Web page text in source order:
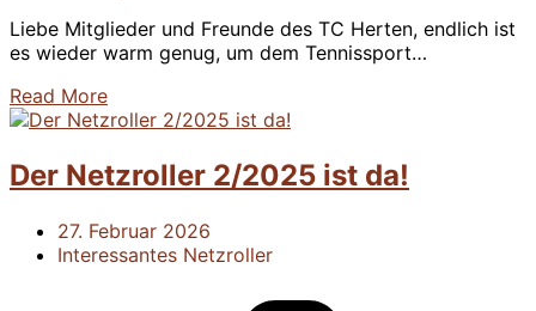
Liebe Mitglieder und Freunde des TC Herten, endlich ist
es wieder warm genug, um dem Tennissport…
Read More
Der Netzroller 2/2025 ist da!
27. Februar 2026
Interessantes Netzroller